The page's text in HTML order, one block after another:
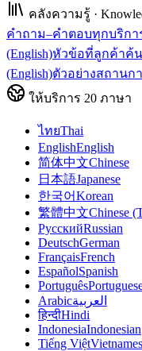
คลังความรู้ ·
คำถาม–คำตอบทุกบริกา
(English)หัวข้อที่ลูกค้าค้
(English)ตัวอย่างสถานก
ให้บริการ 20 ภาษา
ไทยThai
EnglishEnglish
简体中文Chinese
日本語Japanese
한국어Korean
繁體中文Chinese
РусскийRussian
DeutschGerman
FrançaisFrench
EspañolSpanish
Português
العربيةArabic
हिन्दीHindi
IndonesiaIndonesian
Tiếng Việt